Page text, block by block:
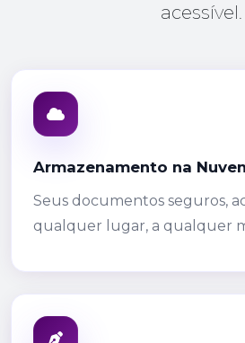
acessível.
Armazenamento na
Seus documentos seguros,
qualquer lugar, a qualquer